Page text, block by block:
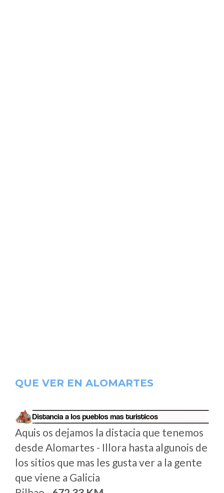
QUE VER EN ALOMARTES
Aquis os dejamos la distacia que tenemos
desde Alomartes - Illora hasta algunois de
los sitios que mas les gusta ver a la gente
que viene a Galicia